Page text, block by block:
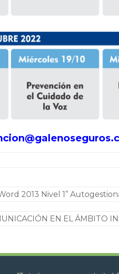
2013 Nivel 1”
EN EL ÁMBITO